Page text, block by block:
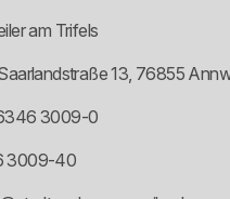
am Trifels
13, 76855
3009-0
3009-40